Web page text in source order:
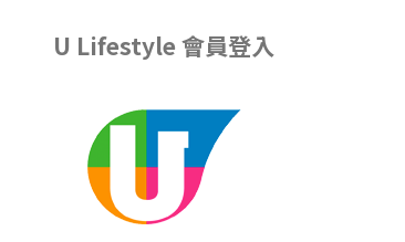
U Lifestyle 會員登入